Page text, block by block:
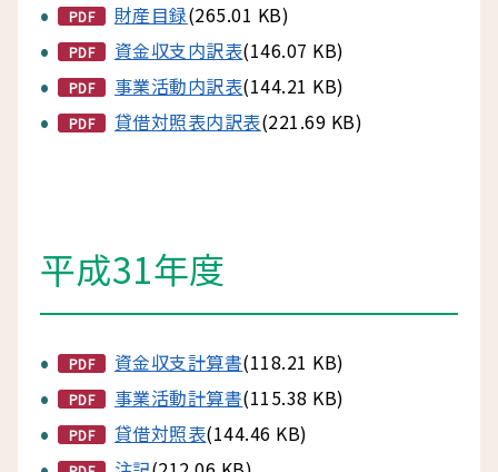
PDF 財産目録(265.01 KB)
PDF 資金収支内訳表(146.07 KB)
PDF 事業活動内訳表(144.21 KB)
PDF 貸借対照表内訳表(221.69 KB)
平成31年度
PDF 資金収支計算書(118.21 KB)
PDF 事業活動計算書(115.38 KB)
PDF 貸借対照表(144.46 KB)